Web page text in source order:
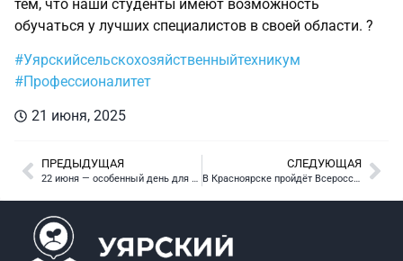
тем, что наши студенты имеют возможность
обучаться у лучших специалистов в своей области. ?
#Уярскийсельскохозяйственныйтехникум
#Профессионалитет
21 июня, 2025
ПРЕДЫДУЩАЯ
22 июня — особенный день для России. Именно в этот день в 1941 году началась Великая Отечественная война, оставившая неизгладимый след в истории нашей страны. ??
СЛЕДУЮЩАЯ
В Красноярске пройдёт Всероссийская ярмарка трудоустройства 27 июня Красноярск станет площадкой для одного из ключевых событий в сфере занятости – Всероссийской ярмарки трудоустройства 2025